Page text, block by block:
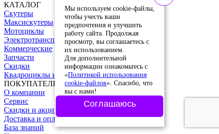
КАТАЛОГ
Скутеры
Максискутеры
Мотоциклы
Электротранспорт
Коммерческие
Запчасти
Скидки
Квадроциклы и питбайки
ПОКУПАТЕЛЮ
О компании
Сервис
Скидки и акции
Доставка и оплата
База знаний
Мы используем cookie-файлы,
чтобы учесть ваши
предпочтения и улучшить
работу сайта. Продолжая
просмотр, вы соглашаетесь с
их использованием.
Для дополнительной
информации ознакомьтесь с
«Политикой использования
cookie-файлов». Спасибо, что
вы с нами!
Соглашаюсь